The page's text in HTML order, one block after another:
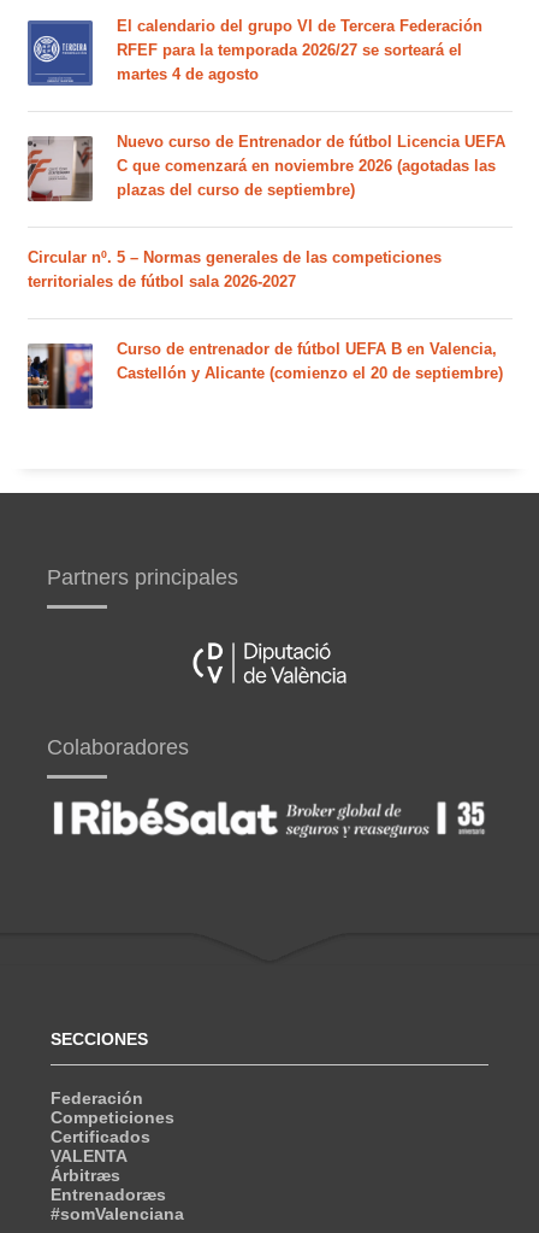
El calendario del grupo VI de Tercera Federación
RFEF para la temporada 2026/27 se sorteará el
martes 4 de agosto
Nuevo curso de Entrenador de fútbol Licencia UEFA
C que comenzará en noviembre 2026 (agotadas las
plazas del curso de septiembre)
Circular nº. 5 – Normas generales de las competiciones
territoriales de fútbol sala 2026-2027
Curso de entrenador de fútbol UEFA B en Valencia,
Castellón y Alicante (comienzo el 20 de septiembre)
Partners principales
Colaboradores
SECCIONES
Federación
Competiciones
Certificados
VALENTA
Árbitræs
Entrenadoræs
#somValenciana